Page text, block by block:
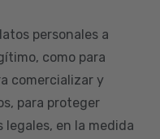
personales a
como para
comercializar y
para proteger
en la medida